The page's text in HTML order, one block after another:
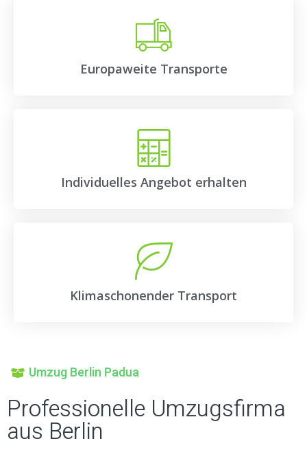
Europaweite Transporte
Individuelles Angebot erhalten
Klimaschonender Transport
Umzug Berlin Padua
Professionelle Umzugsfirma
aus Berlin